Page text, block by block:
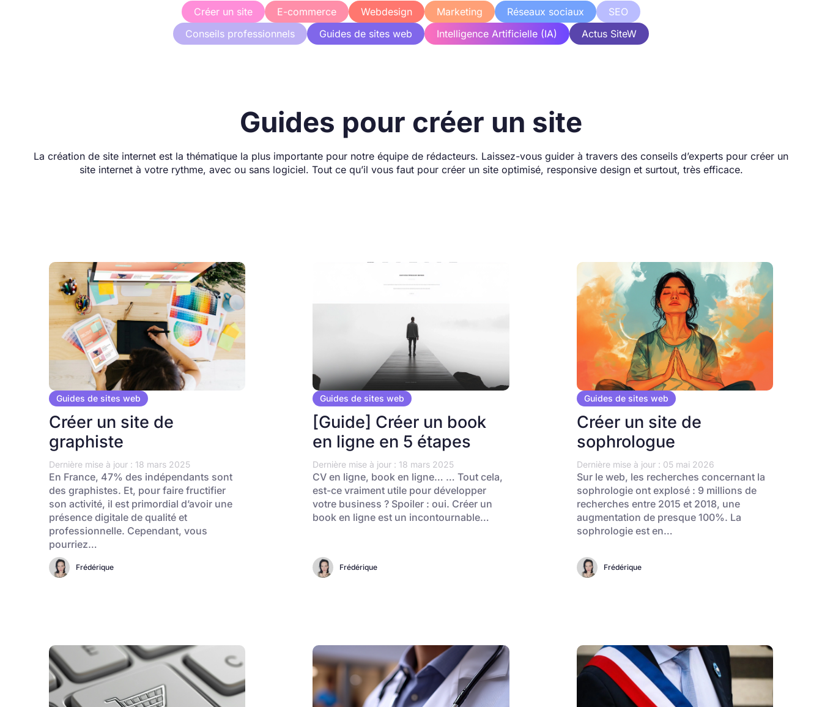
Créer un site E-commerce Webdesign Marketing Réseaux sociaux
SEO
Conseils professionnels
Guides de sites web Intelligence Artificielle (IA) Actus SiteW
Guides pour créer un site
La création de site internet est la thématique la plus importante pour notre équipe de rédacteurs. Laissez-vous guider à travers des conseils d’experts pour créer un
site internet à votre rythme, avec ou sans logiciel. Tout ce qu’il vous faut pour créer un site optimisé, responsive design et surtout, très efficace.
Guides de sites web
Créer un site de
graphiste
Dernière mise à jour : 18 mars 2025
En France, 47% des indépendants sont
des graphistes. Et, pour faire fructifier
son activité, il est primordial d’avoir une
présence digitale de qualité et
professionnelle. Cependant, vous
pourriez…
Frédérique
Guides de sites web
[Guide] Créer un book
en ligne en 5 étapes
Dernière mise à jour : 18 mars 2025
CV en ligne, book en ligne… … Tout cela,
est-ce vraiment utile pour développer
votre business ? Spoiler : oui. Créer un
book en ligne est un incontournable…
Frédérique
Guides de sites web
Créer un site de
sophrologue
Dernière mise à jour : 05 mai 2026
Sur le web, les recherches concernant la
sophrologie ont explosé : 9 millions de
recherches entre 2015 et 2018, une
augmentation de presque 100%. La
sophrologie est en…
Frédérique